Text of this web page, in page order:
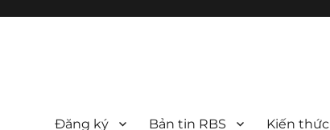
Đăng ký Bản tin RBS Kiến thức